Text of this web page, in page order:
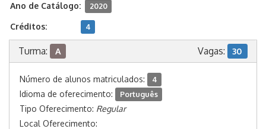
Ano de Catálogo: 2020
Créditos: 4
Turma: A Vagas: 30
Número de alunos matriculados: 4
Idioma de oferecimento: Português
Tipo Oferecimento: Regular
Local Oferecimento: